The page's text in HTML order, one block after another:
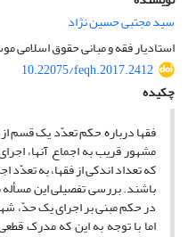
سید مجتبی حسین نژاد
استادیار فقه و مبانی حقوق اسلامی
10.22075/feqh.2017.2412
چکیده
فقها درباره حکم تعدّد یک قسم از
مشهور قریب به اجماع آنها،
که تعداد اندکی از فقها، به
باشند. بررسی تفصیلی این مسأله
در حکم مبنی بر اجرای یک حدّ،
اما با توجه به این که مدرک